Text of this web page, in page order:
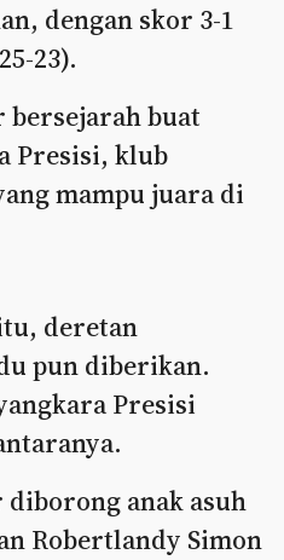
dengan skor 3-1
23).
buat
Presisi, klub
mampu juara di
deretan
pun diberikan.
Presisi
anak asuh
Robertlandy Simon